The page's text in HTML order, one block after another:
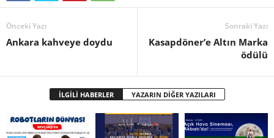
Önceki Yazı
Ankara kahveye doydu
Sonraki Yazı
Kasapdöner’e Altın Marka
ödülü
İLGİLİ HABERLER YAZARIN DİĞER YAZILARI